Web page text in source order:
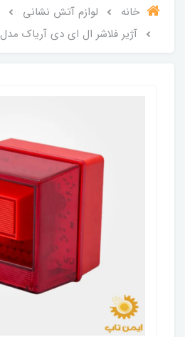
خانه لوازم آتش نشانی
آژیر فلاشر ال ای دی آریاک مدل ۲۴ ولت AVL